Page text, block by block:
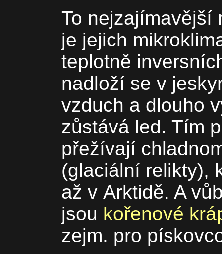
To nejzajímavější
je jejich
teplotně
nadloží se v
vzduch a dlouho
zůstává led. Tím
přežívají
(glaciální relikty),
až v Arktidě. A
jsou kořenové
zejm. pro